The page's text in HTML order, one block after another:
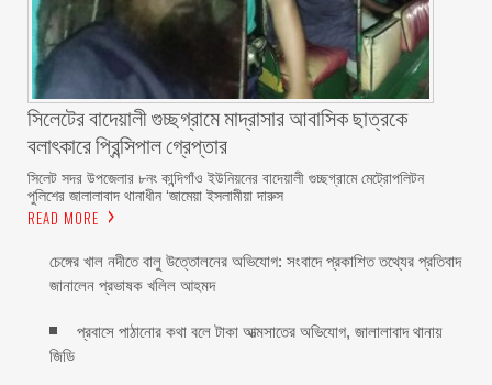
সিলেটের বাদেয়ালী গুচ্ছগ্রামে মাদ্রাসার আবাসিক ছাত্রকে
বলাৎকারে প্রিন্সিপাল গ্রেপ্তার ‎
সিলেট সদর উপজেলার ৮নং কান্দিগাঁও ইউনিয়নের বাদেয়ালী গুচ্ছগ্রামে মেট্রোপলিটন
পুলিশের জালালাবাদ থানাধীন ‘জামেয়া ইসলামীয়া দারুস
READ MORE
চেঙ্গের খাল নদীতে বালু উত্তোলনের অভিযোগ: সংবাদে প্রকাশিত তথ্যের প্রতিবাদ
জানালেন প্রভাষক খলিল আহমদ
প্রবাসে পাঠানোর কথা বলে টাকা আত্মসাতের অভিযোগ, জালালাবাদ থানায়
জিডি ‎